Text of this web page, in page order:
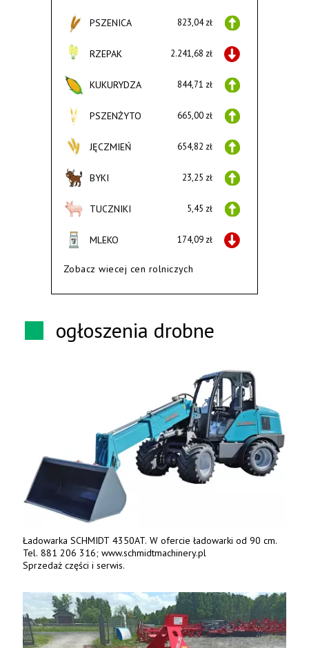
PSZENICA 823,04 zł
RZEPAK 2.241,68 zł
KUKURYDZA 844,71 zł
PSZENŻYTO 665,00 zł
JĘCZMIEŃ 654,82 zł
BYKI 23,25 zł
TUCZNIKI 5,45 zł
MLEKO 174,09 zł
Zobacz wiecej cen rolniczych
ogłoszenia drobne
Ładowarka SCHMIDT 4350AT. W ofercie ładowarki od 90 cm.
Tel. 881 206 316; www.schmidtmachinery.pl
Sprzedaż części i serwis.